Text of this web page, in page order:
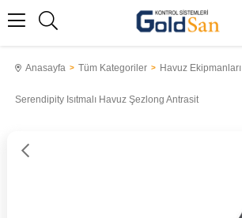
Anasayfa Tüm Kategoriler Havuz Ekipmanları
Serendipity Isıtmalı Havuz Şezlong Antrasit